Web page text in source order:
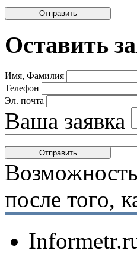
Оставить
Имя, Фамилия
Телефон
Эл. почта
Ваша заявка
после того,